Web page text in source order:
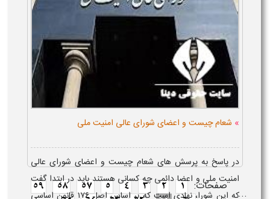
» شعام چیست و اعضای شورای عالی امنیت ملی
در پاسخ به پرسش های شعام چیست و اعضای شورای عالی
امنیت ملی و اعضا دائمی چه کسانی هستند باید در ابتدا گفت
که این شورا، نهادی است که بر اساس اصل ۱۷۶ قانون اساسی
صفحات: 1
2
3
4
5 ...
57
58
59